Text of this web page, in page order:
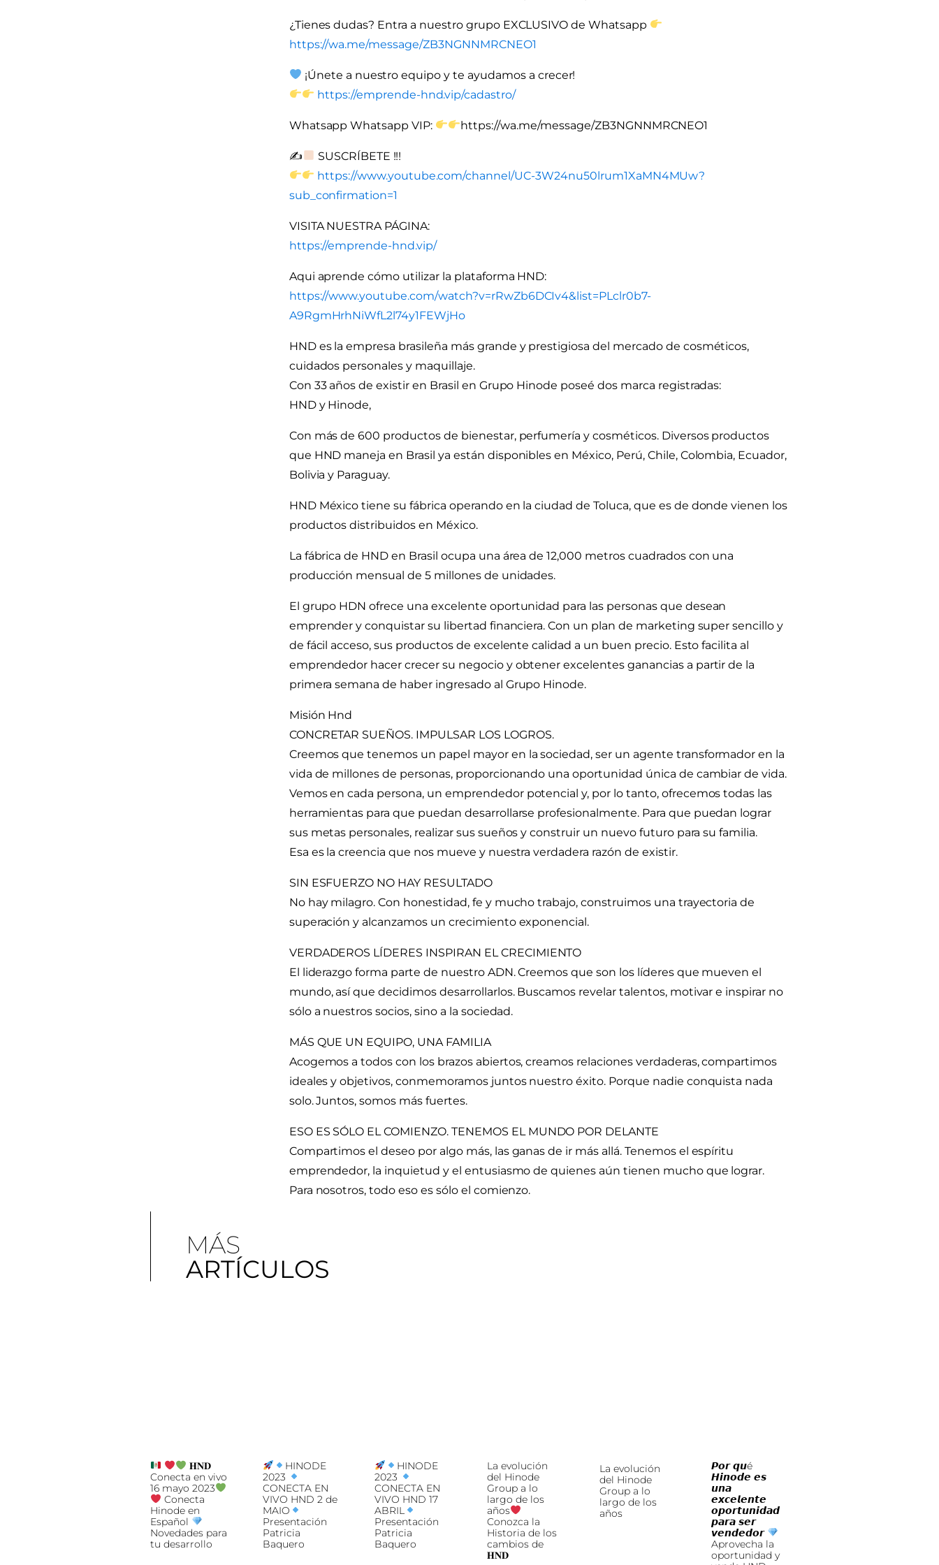
¿Tienes dudas? Entra a nuestro grupo EXCLUSIVO de Whatsapp
https://wa.me/message/ZB3NGNNMRCNEO1
¡Únete a nuestro equipo y te ayudamos a crecer!
https://emprende-hnd.vip/cadastro/
Whatsapp Whatsapp VIP: https://wa.me/message/ZB3NGNNMRCNEO1
✍
SUSCRÍBETE !!!
https://www.youtube.com/channel/UC-3W24nu50lrum1XaMN4MUw?
sub_confirmation=1
VISITA NUESTRA PÁGINA:
https://emprende-hnd.vip/
Aqui aprende cómo utilizar la plataforma HND:
https://www.youtube.com/watch?v=rRwZb6DCIv4&list=PLclr0b7-
A9RgmHrhNiWfL2l74y1FEWjHo
HND es la empresa brasileña más grande y prestigiosa del mercado de cosméticos,
cuidados personales y maquillaje.
Con 33 años de existir en Brasil en Grupo Hinode poseé dos marca registradas:
HND y Hinode,
Con más de 600 productos de bienestar, perfumería y cosméticos. Diversos productos
que HND maneja en Brasil ya están disponibles en México, Perú, Chile, Colombia, Ecuador,
Bolivia y Paraguay.
HND México tiene su fábrica operando en la ciudad de Toluca, que es de donde vienen los
productos distribuidos en México.
La fábrica de HND en Brasil ocupa una área de 12,000 metros cuadrados con una
producción mensual de 5 millones de unidades.
El grupo HDN ofrece una excelente oportunidad para las personas que desean
emprender y conquistar su libertad financiera. Con un plan de marketing super sencillo y
de fácil acceso, sus productos de excelente calidad a un buen precio. Esto facilita al
emprendedor hacer crecer su negocio y obtener excelentes ganancias a partir de la
primera semana de haber ingresado al Grupo Hinode.
Misión Hnd
CONCRETAR SUEÑOS. IMPULSAR LOS LOGROS.
Creemos que tenemos un papel mayor en la sociedad, ser un agente transformador en la
vida de millones de personas, proporcionando una oportunidad única de cambiar de vida.
Vemos en cada persona, un emprendedor potencial y, por lo tanto, ofrecemos todas las
herramientas para que puedan desarrollarse profesionalmente. Para que puedan lograr
sus metas personales, realizar sus sueños y construir un nuevo futuro para su familia.
Esa es la creencia que nos mueve y nuestra verdadera razón de existir.
SIN ESFUERZO NO HAY RESULTADO
No hay milagro. Con honestidad, fe y mucho trabajo, construimos una trayectoria de
superación y alcanzamos un crecimiento exponencial.
VERDADEROS LÍDERES INSPIRAN EL CRECIMIENTO
El liderazgo forma parte de nuestro ADN. Creemos que son los líderes que mueven el
mundo, así que decidimos desarrollarlos. Buscamos revelar talentos, motivar e inspirar no
sólo a nuestros socios, sino a la sociedad.
MÁS QUE UN EQUIPO, UNA FAMILIA
Acogemos a todos con los brazos abiertos, creamos relaciones verdaderas, compartimos
ideales y objetivos, conmemoramos juntos nuestro éxito. Porque nadie conquista nada
solo. Juntos, somos más fuertes.
ESO ES SÓLO EL COMIENZO. TENEMOS EL MUNDO POR DELANTE
Compartimos el deseo por algo más, las ganas de ir más allá. Tenemos el espíritu
emprendedor, la inquietud y el entusiasmo de quienes aún tienen mucho que lograr.
Para nosotros, todo eso es sólo el comienzo.
MÁS
ARTÍCULOS
𝐇𝐍𝐃
Conecta en vivo
16 mayo 2023
Conecta
Hinode en
Español
Novedades para
tu desarrollo
HINODE
2023
CONECTA EN
VIVO HND 2 de
MAIO
Presentación
Patricia
Baquero
HINODE
2023
CONECTA EN
VIVO HND 17
ABRIL
Presentación
Patricia
Baquero
La evolución
del Hinode
Group a lo
largo de los
años
Conozca la
Historia de los
cambios de
𝐇𝐍𝐃
La evolución
del Hinode
Group a lo
largo de los
años
𝙋𝙤𝙧 𝙦𝙪é
𝙃𝙞𝙣𝙤𝙙𝙚 𝙚𝙨
𝙪𝙣𝙖
𝙚𝙭𝙘𝙚𝙡𝙚𝙣𝙩𝙚
𝙤𝙥𝙤𝙧𝙩𝙪𝙣𝙞𝙙𝙖𝙙
𝙥𝙖𝙧𝙖 𝙨𝙚𝙧
𝙫𝙚𝙣𝙙𝙚𝙙𝙤𝙧
Aprovecha la
oportunidad y